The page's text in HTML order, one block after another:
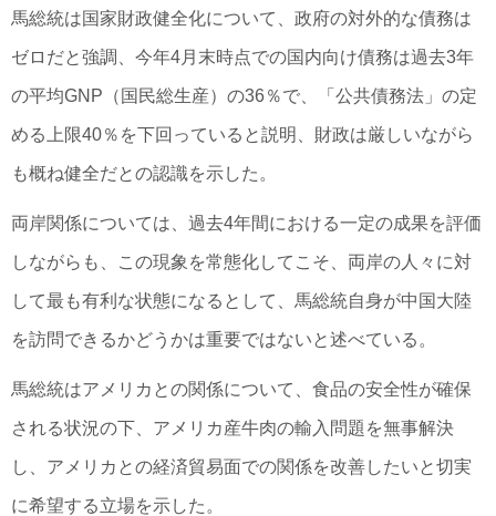
馬総統は国家財政健全化について、政府の対外的な債務は
ゼロだと強調、今年4月末時点での国内向け債務は過去3年
の平均GNP（国民総生産）の36％で、「公共債務法」の定
める上限40％を下回っていると説明、財政は厳しいながら
も概ね健全だとの認識を示した。
両岸関係については、過去4年間における一定の成果を評価
しながらも、この現象を常態化してこそ、両岸の人々に対
して最も有利な状態になるとして、馬総統自身が中国大陸
を訪問できるかどうかは重要ではないと述べている。
馬総統はアメリカとの関係について、食品の安全性が確保
される状況の下、アメリカ産牛肉の輸入問題を無事解決
し、アメリカとの経済貿易面での関係を改善したいと切実
に希望する立場を示した。